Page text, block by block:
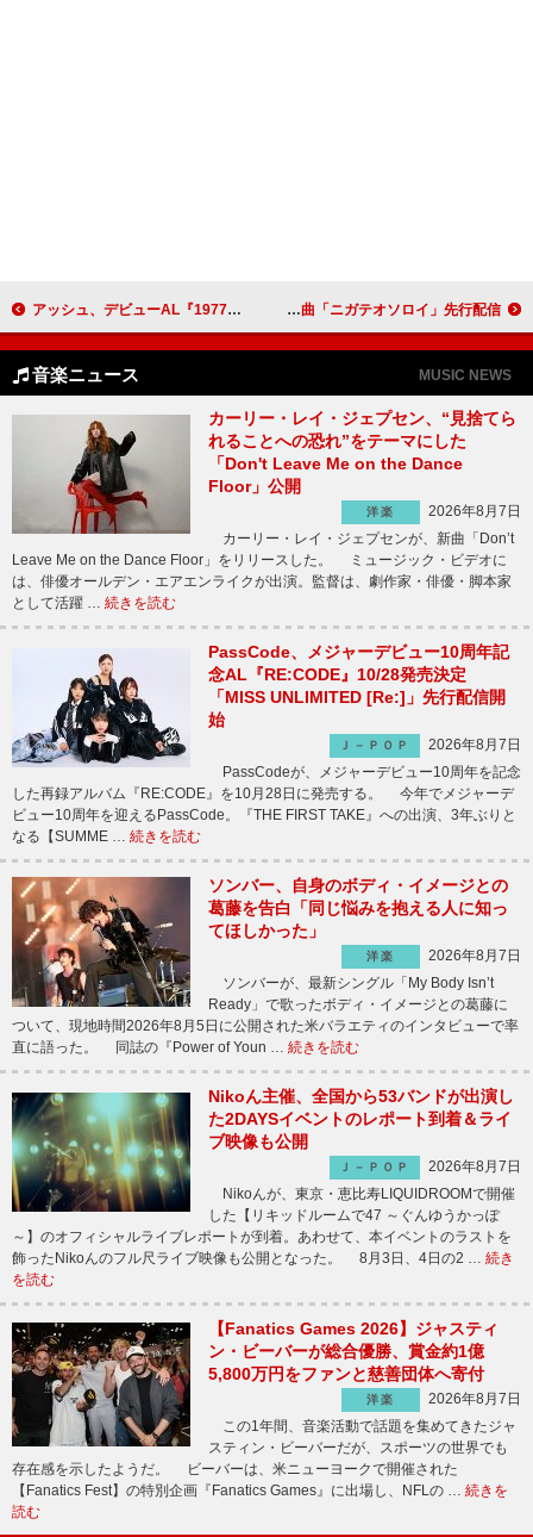
アッシュ、デビューAL『1977』30周年記念ツアーを東京＆大阪で開催 櫻井優衣（FRUITS ZIPPER）、メジャーデビュー後初のCDシングルより新曲「ニガテオソロイ」先行配信
音楽ニュース MUSIC NEWS
カーリー・レイ・ジェプセン、“見捨てら
れることへの恐れ”をテーマにした
「Don't Leave Me on the Dance
Floor」公開
洋楽
2026年8月7日
カーリー・レイ・ジェプセンが、新曲「Don’t
Leave Me on the Dance Floor」をリリースした。 ミュージック・ビデオに
は、俳優オールデン・エアエンライクが出演。監督は、劇作家・俳優・脚本家
として活躍 … 続きを読む
PassCode、メジャーデビュー10周年記
念AL『RE:CODE』10/28発売決定
「MISS UNLIMITED [Re:]」先行配信開
始
Ｊ－ＰＯＰ
2026年8月7日
PassCodeが、メジャーデビュー10周年を記念
した再録アルバム『RE:CODE』を10月28日に発売する。 今年でメジャーデ
ビュー10周年を迎えるPassCode。『THE FIRST TAKE』への出演、3年ぶりと
なる【SUMME … 続きを読む
ソンバー、自身のボディ・イメージとの
葛藤を告白「同じ悩みを抱える人に知っ
てほしかった」
洋楽
2026年8月7日
ソンバーが、最新シングル「My Body Isn’t
Ready」で歌ったボディ・イメージとの葛藤に
ついて、現地時間2026年8月5日に公開された米バラエティのインタビューで率
直に語った。 同誌の『Power of Youn … 続きを読む
Nikoん主催、全国から53バンドが出演し
た2DAYSイベントのレポート到着＆ライ
ブ映像も公開
Ｊ－ＰＯＰ
2026年8月7日
Nikoんが、東京・恵比寿LIQUIDROOMで開催
した【リキッドルームで47 ～ぐんゆうかっぽ
～】のオフィシャルライブレポートが到着。あわせて、本イベントのラストを
飾ったNikoんのフル尺ライブ映像も公開となった。 8月3日、4日の2 … 続き
を読む
【Fanatics Games 2026】ジャスティ
ン・ビーバーが総合優勝、賞金約1億
5,800万円をファンと慈善団体へ寄付
洋楽
2026年8月7日
この1年間、音楽活動で話題を集めてきたジャ
スティン・ビーバーだが、スポーツの世界でも
存在感を示したようだ。 ビーバーは、米ニューヨークで開催された
【Fanatics Fest】の特別企画『Fanatics Games』に出場し、NFLの … 続きを
読む